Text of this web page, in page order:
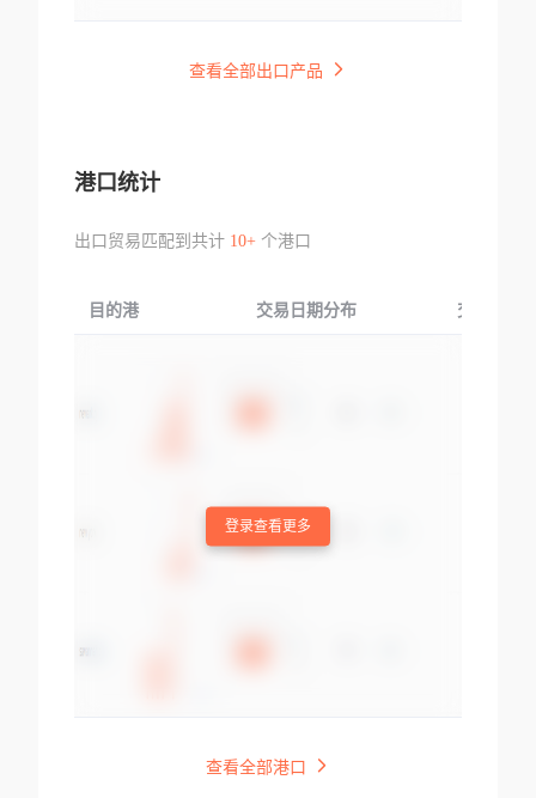
查看全部出口产品
港口统计
出口贸易匹配到共计 10+个港口
目的港 交易日期分布 交易产品
登录查看更多
查看全部港口